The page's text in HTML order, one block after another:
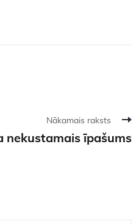
Nākamais raksts
nekustamais īpašums